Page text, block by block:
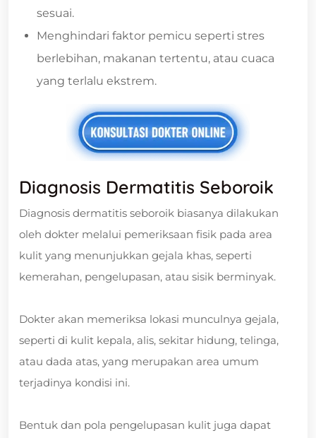
sesuai.
Menghindari faktor pemicu seperti stres
berlebihan, makanan tertentu, atau cuaca
yang terlalu ekstrem.
Diagnosis Dermatitis Seboroik
Diagnosis dermatitis seboroik biasanya dilakukan
oleh dokter melalui pemeriksaan fisik pada area
kulit yang menunjukkan gejala khas, seperti
kemerahan, pengelupasan, atau sisik berminyak.
Dokter akan memeriksa lokasi munculnya gejala,
seperti di kulit kepala, alis, sekitar hidung, telinga,
atau dada atas, yang merupakan area umum
terjadinya kondisi ini.
Bentuk dan pola pengelupasan kulit juga dapat